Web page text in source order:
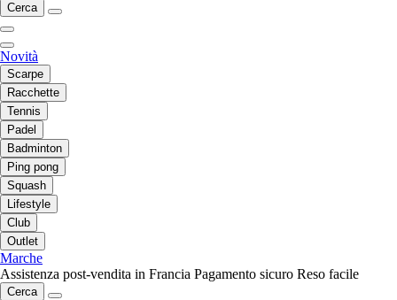
Cerca
Novità
Scarpe
Racchette
Tennis
Padel
Badminton
Ping pong
Squash
Lifestyle
Club
Outlet
Marche
Assistenza post-vendita in Francia Pagamento sicuro Reso facile
Cerca